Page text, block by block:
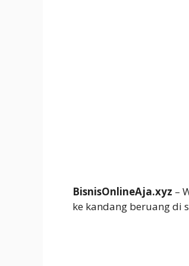
BisnisOnlineAja.xyz –
ke kandang beruang di